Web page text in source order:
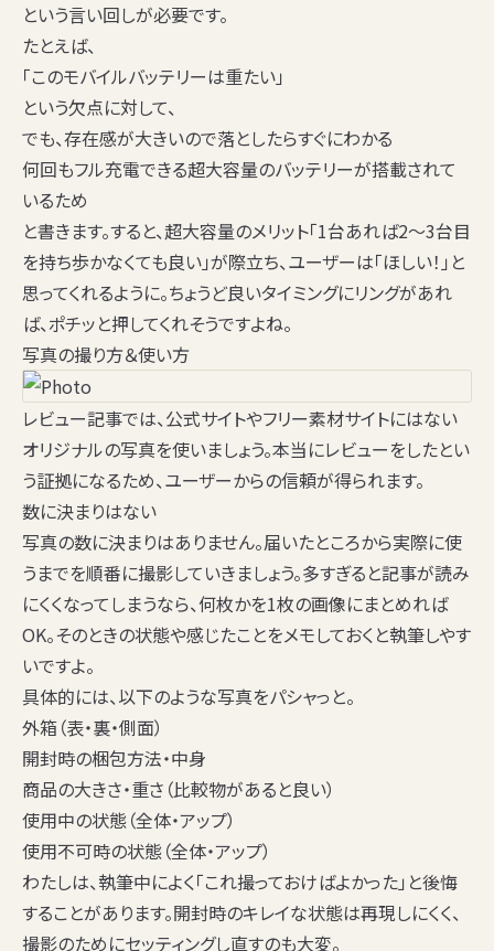
という言い回しが必要です。
たとえば、
「このモバイルバッテリーは重たい」
という欠点に対して、
でも、存在感が大きいので落としたらすぐにわかる
何回もフル充電できる超大容量のバッテリーが搭載されて
いるため
と書きます。すると、超大容量のメリット「1台あれば2〜3台目
を持ち歩かなくても良い」が際立ち、ユーザーは「ほしい！」と
思ってくれるように。ちょうど良いタイミングにリングがあれ
ば、ポチッと押してくれそうですよね。
写真の撮り方＆使い方
レビュー記事では、公式サイトやフリー素材サイトにはない
オリジナルの写真を使いましょう。本当にレビューをしたとい
う証拠になるため、ユーザーからの信頼が得られます。
数に決まりはない
写真の数に決まりはありません。届いたところから実際に使
うまでを順番に撮影していきましょう。多すぎると記事が読み
にくくなってしまうなら、何枚かを1枚の画像にまとめれば
OK。そのときの状態や感じたことをメモしておくと執筆しやす
いですよ。
具体的には、以下のような写真をパシャっと。
外箱（表・裏・側面）
開封時の梱包方法・中身
商品の大きさ・重さ（比較物があると良い）
使用中の状態（全体・アップ）
使用不可時の状態（全体・アップ）
わたしは、執筆中によく「これ撮っておけばよかった」と後悔
することがあります。開封時のキレイな状態は再現しにくく、
撮影のためにセッティングし直すのも大変。